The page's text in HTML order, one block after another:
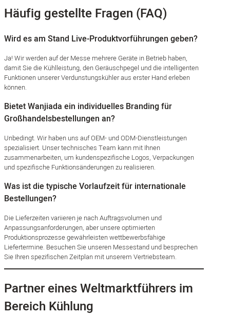
Häufig gestellte Fragen (FAQ)
Wird es am Stand Live-Produktvorführungen geben?
Ja! Wir werden auf der Messe mehrere Geräte in Betrieb haben,
damit Sie die Kühlleistung, den Geräuschpegel und die intelligenten
Funktionen unserer Verdunstungskühler aus erster Hand erleben
können.
Bietet Wanjiada ein individuelles Branding für
Großhandelsbestellungen an?
Unbedingt. Wir haben uns auf OEM- und ODM-Dienstleistungen
spezialisiert. Unser technisches Team kann mit Ihnen
zusammenarbeiten, um kundenspezifische Logos, Verpackungen
und spezifische Funktionsänderungen zu realisieren.
Was ist die typische Vorlaufzeit für internationale
Bestellungen?
Die Lieferzeiten variieren je nach Auftragsvolumen und
Anpassungsanforderungen, aber unsere optimierten
Produktionsprozesse gewährleisten wettbewerbsfähige
Liefertermine. Besuchen Sie unseren Messestand und besprechen
Sie Ihren spezifischen Zeitplan mit unserem Vertriebsteam.
Partner eines Weltmarktführers im
Bereich Kühlung